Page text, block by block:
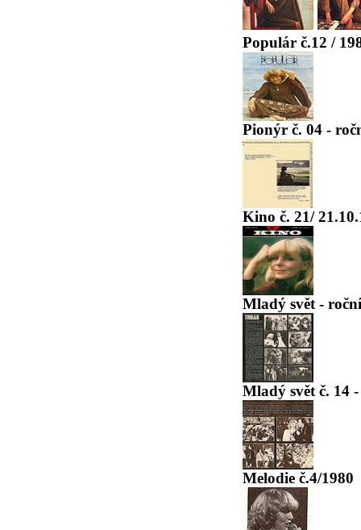
Populár č.12 /
Pionýr č. 04 -
Kino č. 21/
Mladý svět -
Mladý svět č. 14
Melodie č.4/1980